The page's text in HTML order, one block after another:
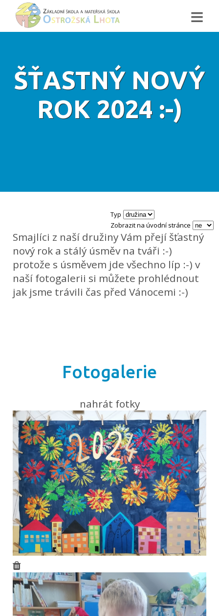
≡
ŠŤASTNÝ NOVÝ
ROK 2024 :-)
Typ
Zobrazit na úvodní stránce
Smajlíci z naší družiny Vám přejí šťastný
nový rok a stálý úsměv na tváři :-)
protože s úsměvem jde všechno líp :-) v
naší fotogalerii si můžete prohlédnout
jak jsme trávili čas před Vánocemi :-)
Fotogalerie
nahrát fotky